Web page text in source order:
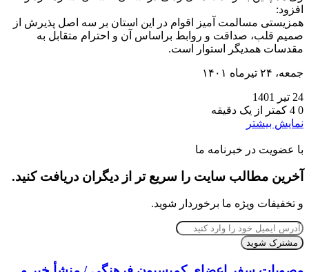
افزود:
همزیستی مسالمت آمیز اقوام در این استان بر سه اصل پذیرش از
صمیم قلب، صداقت و روابط براساس آن و احترام متقابل به
مقدسات همدیگر استوار است.
جمعه، ۲۴ تیرماه ۱۴۰۱
24 تیر 1401
0
کمتر از یک دقیقه
نمایش بیشتر
با عضویت در خبرنامه ما
آخرین مطالب سایت را سریع تر از دیگران دریافت کنید.
و تخفیفات ویژه ما برخوردار شوید.
آدرس
ایمیل
خود